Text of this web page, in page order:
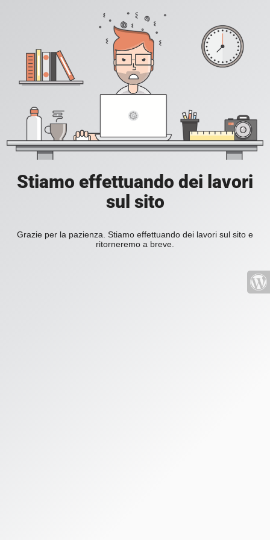
Stiamo effettuando dei lavori
sul sito
Grazie per la pazienza. Stiamo effettuando dei lavori sul sito e
ritorneremo a breve.